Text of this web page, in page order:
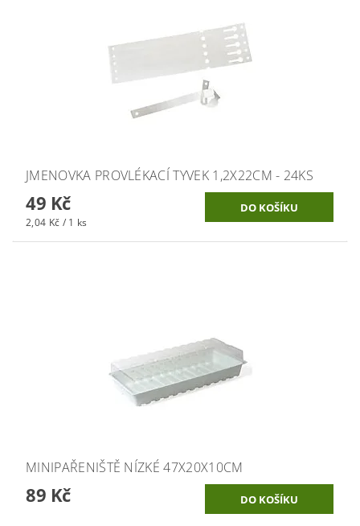
JMENOVKA PROVLÉKACÍ TYVEK 1,2X22CM - 24KS
49 Kč
2,04 Kč / 1 ks
MINIPAŘENIŠTĚ NÍZKÉ 47X20X10CM
89 Kč